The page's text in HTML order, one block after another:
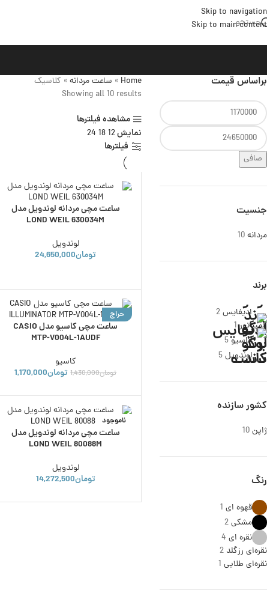
Skip to navigation
Skip to main content
جستجو
براساس قیمت
صافی
جنسیت
مردانه10
برند
ادیفایس2
المیناتور 1
کاسیو5
لوندویل5
کشور سازنده
ژاپن10
رنگ
قهوه ای 1
مشکی2
نقره ای 4
نقره‌ای رزگلد 2
نقره‌ای طلایی 1
Home
» ساعت مردانه» کلاسیک
Showing all 10 results
مشاهده فیلترها
نمایش12
18
24
فیلترها
ساعت مچی مردانه لوندویل مدل
LOND WEIL 630034M
لوندویل
تومان24,650,000
حراج
ناموجود
ساعت مچی کاسیو مدل CASIO
MTP-V004L-1AUDF
کاسیو
تومان1,430,000 تومان1,170,000
ناموجود
ساعت مچی مردانه لوندویل مدل
LOND WEIL 80088M
لوندویل
تومان14,272,500